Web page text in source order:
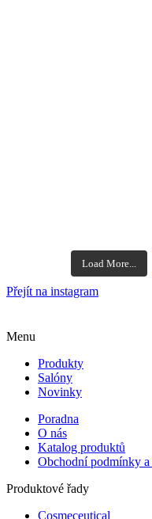
Load More...
Přejít na instagram
Menu
Produkty
Salóny
Novinky
Poradna
O nás
Katalog produktů
Obchodní podmínky
Produktové řady
Cosmeceutical